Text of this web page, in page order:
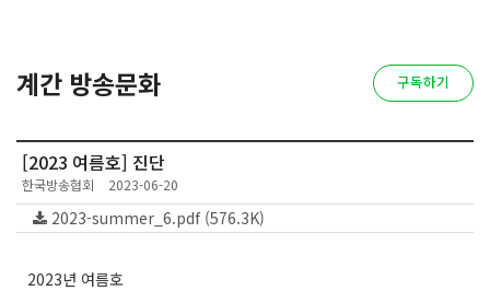
계간 방송문화 구독하기
[2023 여름호] 진단
한국방송협회 2023-06-20
2023-summer_6.pdf (576.3K)
2023년 여름호